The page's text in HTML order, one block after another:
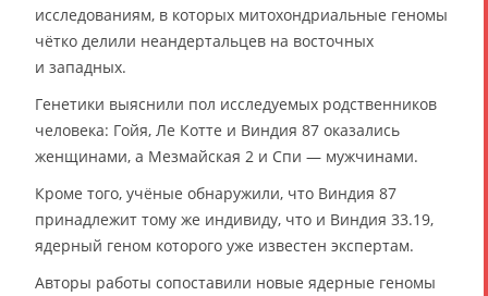
исследованиям, в которых митохондриальные геномы
чётко делили неандертальцев на восточных
и западных.
Генетики выяснили пол исследуемых родственников
человека: Гойя, Ле Котте и Виндия 87 оказались
женщинами, а Мезмайская 2 и Спи — мужчинами.
Кроме того, учёные обнаружили, что Виндия 87
принадлежит тому же индивиду, что и Виндия 33.19,
ядерный геном которого уже известен экспертам.
Авторы работы сопоставили новые ядерные геномы